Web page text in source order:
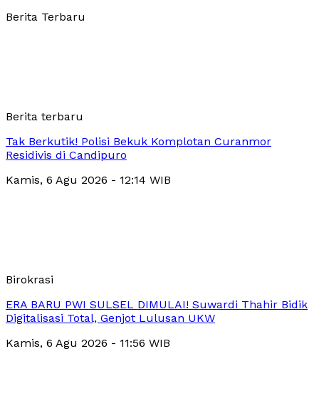
Berita Terbaru
Berita terbaru
Tak Berkutik! Polisi Bekuk Komplotan Curanmor
Residivis di Candipuro
Kamis, 6 Agu 2026 - 12:14 WIB
Birokrasi
ERA BARU PWI SULSEL DIMULAI! Suwardi Thahir Bidik
Digitalisasi Total, Genjot Lulusan UKW
Kamis, 6 Agu 2026 - 11:56 WIB